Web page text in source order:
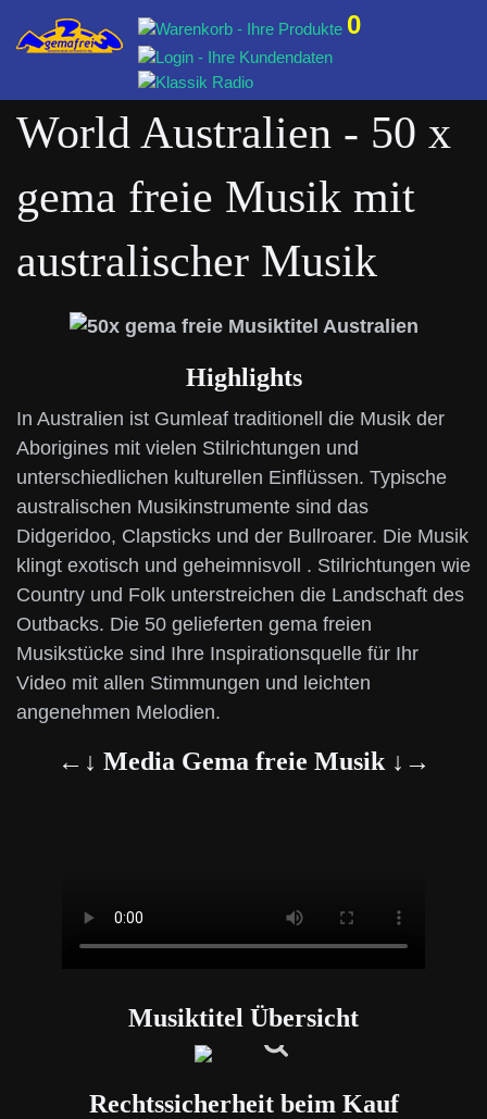
0
World Australien - 50 x
gema freie Musik mit
australischer Musik
Highlights
In Australien ist Gumleaf traditionell die Musik der
Aborigines mit vielen Stilrichtungen und
unterschiedlichen kulturellen Einflüssen. Typische
australischen Musikinstrumente sind das
Didgeridoo, Clapsticks und der Bullroarer. Die Musik
klingt exotisch und geheimnisvoll . Stilrichtungen wie
Country und Folk unterstreichen die Landschaft des
Outbacks. Die 50 gelieferten gema freien
Musikstücke sind Ihre Inspirationsquelle für Ihr
Video mit allen Stimmungen und leichten
angenehmen Melodien.
←↓ Media Gema freie Musik ↓→
Musiktitel Übersicht
Rechtssicherheit beim Kauf